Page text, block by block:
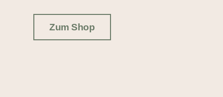
Zum Shop